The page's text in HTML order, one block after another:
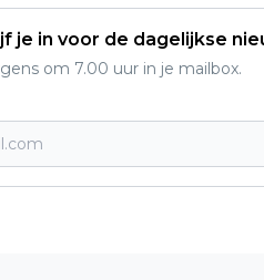
je in voor de dagelijkse
om 7.00 uur in je mailbox.